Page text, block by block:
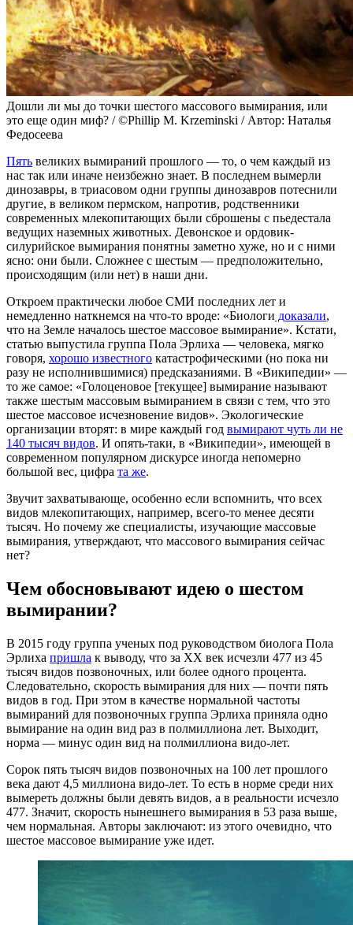
Дошли ли мы до точки шестого массового вымирания, или
это еще один миф? / ©Phillip M. Krzeminski / Автор: Наталья
Федосеева
Пять великих вымираний прошлого — то, о чем каждый из
нас так или иначе неизбежно знает. В последнем вымерли
динозавры, в триасовом одни группы динозавров потеснили
другие, в великом пермском, напротив, родственники
современных млекопитающих были сброшены с пьедестала
ведущих наземных животных. Девонское и ордовик-
силурийское вымирания понятны заметно хуже, но и с ними
ясно: они были. Сложнее с шестым — предположительно,
происходящим (или нет) в наши дни.
Откроем практически любое СМИ последних лет и
немедленно наткнемся на что-то вроде: «Биологи доказали,
что на Земле началось шестое массовое вымирание». Кстати,
статью выпустила группа Пола Эрлиха — человека, мягко
говоря, хорошо известного катастрофическими (но пока ни
разу не исполнившимися) предсказаниями. В «Википедии» —
то же самое: «Голоценовое [текущее] вымирание называют
также шестым массовым вымиранием в связи с тем, что это
шестое массовое исчезновение видов». Экологические
организации вторят: в мире каждый год вымирают чуть ли не
140 тысяч видов. И опять-таки, в «Википедии», имеющей в
современном популярном дискурсе иногда непомерно
большой вес, цифра та же.
Звучит захватывающе, особенно если вспомнить, что всех
видов млекопитающих, например, всего-то менее десяти
тысяч. Но почему же специалисты, изучающие массовые
вымирания, утверждают, что массового вымирания сейчас
нет?
Чем обосновывают идею о шестом
вымирании?
В 2015 году группа ученых под руководством биолога Пола
Эрлиха пришла к выводу, что за XX век исчезли 477 из 45
тысяч видов позвоночных, или более одного процента.
Следовательно, скорость вымирания для них — почти пять
видов в год. При этом в качестве нормальной частоты
вымираний для позвоночных группа Эрлиха приняла одно
вымирание на один вид раз в полмиллиона лет. Выходит,
норма — минус один вид на полмиллиона видо-лет.
Сорок пять тысяч видов позвоночных на 100 лет прошлого
века дают 4,5 миллиона видо-лет. То есть в норме среди них
вымереть должны были девять видов, а в реальности исчезло
477. Значит, скорость нынешнего вымирания в 53 раза выше,
чем нормальная. Авторы заключают: из этого очевидно, что
шестое массовое вымирание уже идет.